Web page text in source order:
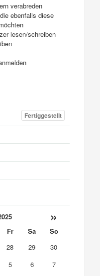
verabreden
ebenfalls diese
lesen/schreiben
Fertiggestellt
»
Fr Sa
So
28 29
30
5 6
7